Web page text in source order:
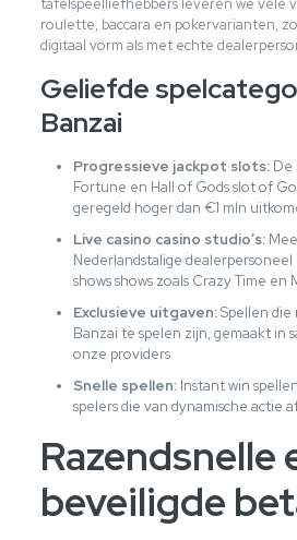
roulette, baccara en pokervarianten,
digitaal vorm als met echte
Geliefde
Banzai
Progressieve jackpot slots:De
Fortune en Hall of Gods slot of
geregeld hoger dan €1 mln
Live casino casino studio’s:
Nederlandstalige dealerpersoneel
shows shows zoals Crazy Time
Exclusieve uitgaven:Spellen die
Banzai te spelen zijn, gemaakt in
onze providers
Snelle spellen:Instant win
spelers die van dynamische actie
Razendsnelle
beveiligde